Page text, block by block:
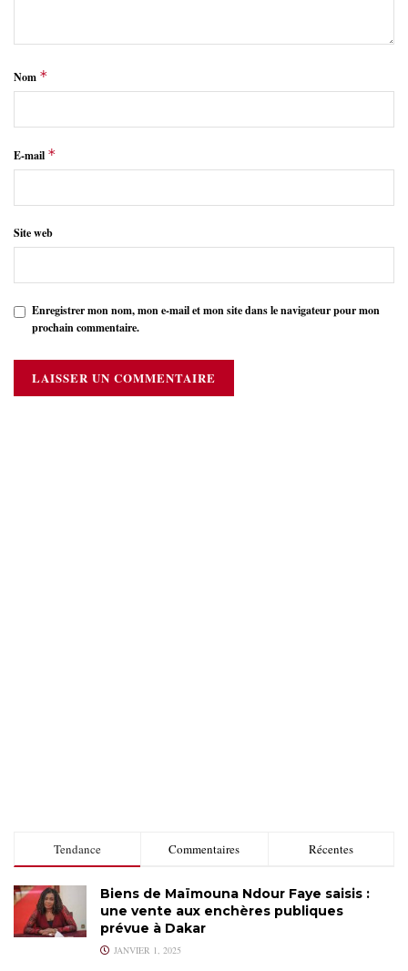
Nom *
E-mail *
Site web
Enregistrer mon nom, mon e-mail et mon site dans le navigateur pour mon
prochain commentaire.
Tendance Commentaires Récentes
Biens de Maïmouna Ndour Faye saisis :
une vente aux enchères publiques
prévue à Dakar
JANVIER 1, 2025